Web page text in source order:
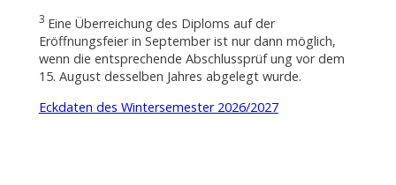
3 Eine Überreichung des Diploms auf der
Eröffnungsfeier in September ist nur dann möglich,
wenn die entsprechende Abschlussprüf ung vor dem
15. August desselben Jahres abgelegt wurde.
Eckdaten des Wintersemester 2026/2027